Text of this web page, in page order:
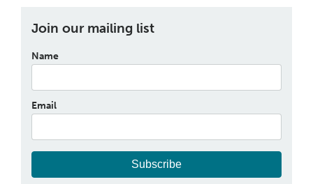
Join our mailing list
Name
Email
Subscribe